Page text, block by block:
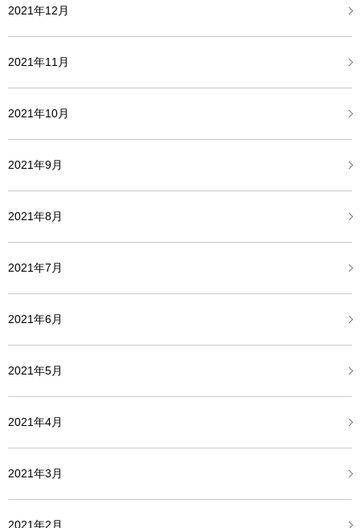
2021年12月
2021年11月
2021年10月
2021年9月
2021年8月
2021年7月
2021年6月
2021年5月
2021年4月
2021年3月
2021年2月